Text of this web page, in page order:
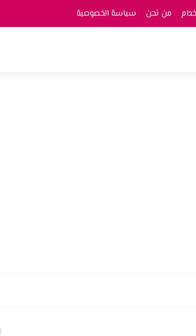
من نحن سياسة الخصوصية